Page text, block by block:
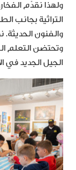
ولهذا نقدّم
والفنون
وتحتضن التعلم
الجيل الجديد في